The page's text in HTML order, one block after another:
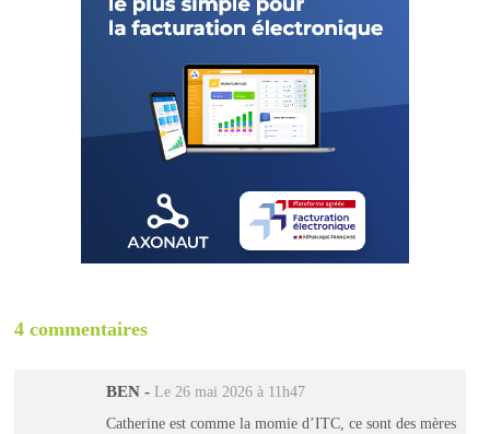
4 commentaires
BEN - Le 26 mai 2026 à 11h47
Catherine est comme la momie d’ITC, ce sont des mères